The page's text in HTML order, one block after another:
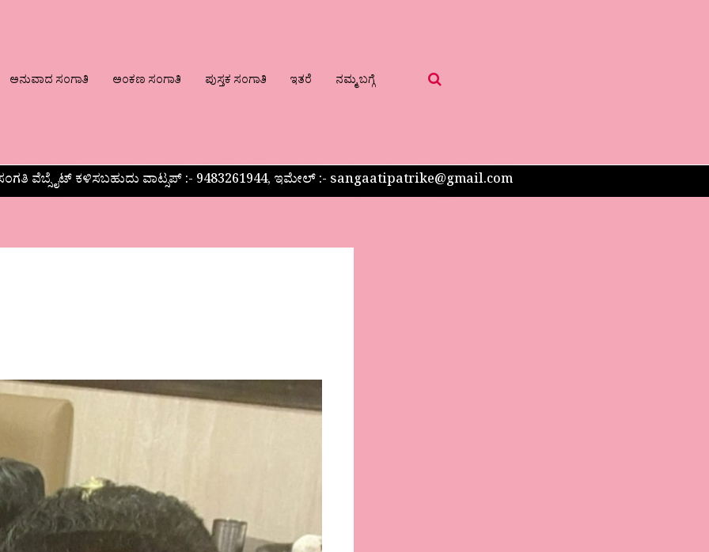
ಅನುವಾದ ಸಂಗಾತಿ ಅಂಕಣ ಸಂಗಾತಿ ಪುಸ್ತಕ ಸಂಗಾತಿ ಇತರೆ ನಮ್ಮ ಬಗ್ಗೆ
ವೆಬ್ಸೈಟ್ ಕಳಿಸಬಹುದು ವಾಟ್ಸಪ್‌ :- 9483261944, ಇಮೇಲ್ :- sangaatipatrike@gmail.com